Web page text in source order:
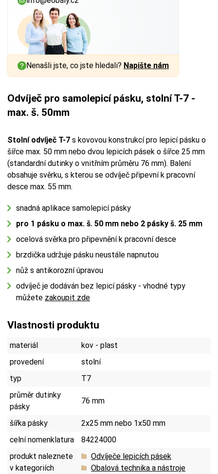
Nenašli jste, co jste hledali? Napište nám
Odvíječ pro samolepicí pásku, stolní T-7 -
max. š. 50mm
Stolní odvíječ T-7 s kovovou konstrukcí pro lepicí pásku o
šířce max. 50 mm nebo dvou lepicích pásek o šířce 25 mm
(standardní dutinky o vnitřním průměru 76 mm). Balení
obsahuje svěrku, s kterou se odvíječ připevní k pracovní
desce max. 55 mm.
snadná aplikace samolepicí pásky
pro 1 pásku o max. š. 50 mm nebo 2 pásky š. 25 mm
ocelová svěrka pro připevnění k pracovní desce
brzdička udržuje pásku neustále napnutou
nůž s antikorozní úpravou
odvíječ je dodáván bez lepicí pásky - vhodné typy
můžete zakoupit zde
Vlastnosti produktu
materiál
kov - plast
provedení
stolní
typ
T7
průměr dutinky
pásky
76 mm
šířka pásky
2x25 mm nebo 1x50 mm
celní nomenklatura
84224000
produkt naleznete
v kategoriích
Odvíječe lepicích pásek
Obalová technika a nástroje